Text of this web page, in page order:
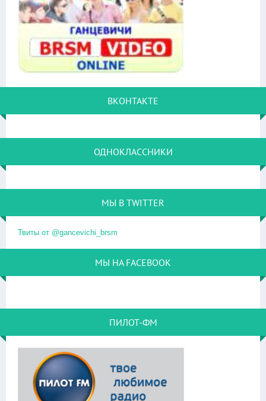
ВКОНТАКТЕ
ОДНОКЛАССНИКИ
МЫ В TWITTER
Твиты от @gancevichi_brsm
МЫ НА FACEBOOK
ПИЛОТ-ФМ